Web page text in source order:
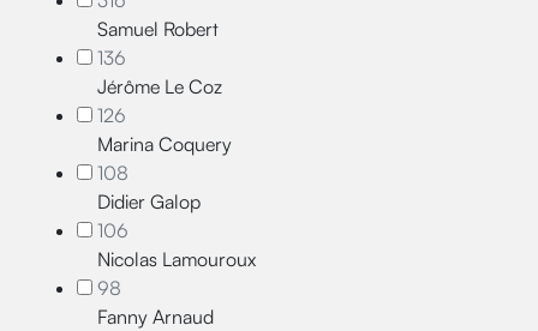
Samuel Robert
136
Jérôme Le Coz
126
Marina Coquery
108
Didier Galop
106
Nicolas Lamouroux
98
Fanny Arnaud